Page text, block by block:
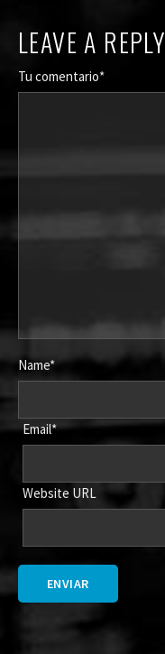
LEAVE A REPLY
Tu comentario*
Name*
Email*
Website URL